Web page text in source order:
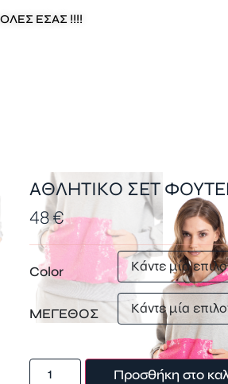
ΕΣΑΣ !!!!
ΑΘΛΗΤΙΚΟ ΣΕΤ
48€
Color
ΜΕΓΕΘΟΣ
Προσθήκη στο